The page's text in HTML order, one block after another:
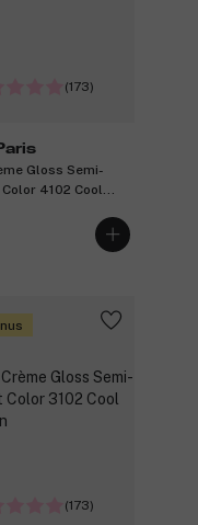
(173)
Gloss Semi-
4102 Cool
(173)